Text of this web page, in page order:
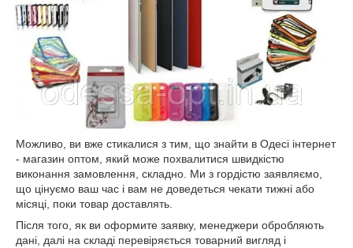
Можливо, ви вже стикалися з тим, що знайти в Одесі інтернет
- магазин оптом, який може похвалитися швидкістю
виконання замовлення, складно. Ми з гордістю заявляємо,
що цінуємо ваш час і вам не доведеться чекати тижні або
місяці, поки товар доставлять.
Після того, як ви оформите заявку, менеджери обробляють
дані, далі на складі перевіряється товарний вигляд і